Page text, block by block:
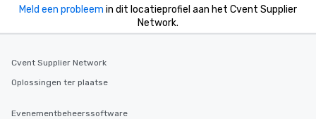
Meld een probleem in dit locatieprofiel aan het Cvent Supplier
Network.
Cvent Supplier Network
Oplossingen ter plaatse
Evenementbeheerssoftware